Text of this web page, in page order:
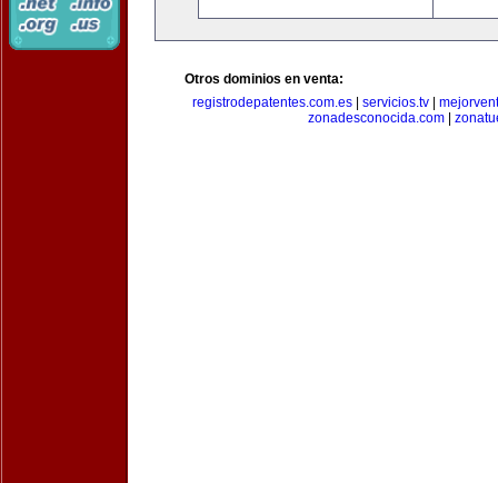
Otros dominios en venta:
registrodepatentes.com.es
servicios.tv
zonadesconocida.com|